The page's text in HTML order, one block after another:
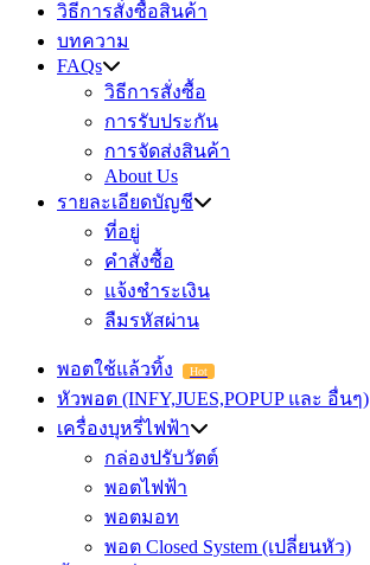
วิธีการสั่งซื้อสินค้า
บทความ
FAQs
วิธีการสั่งซื้อ
การรับประกัน
การจัดส่งสินค้า
About Us
รายละเอียดบัญชี
ที่อยู่
คำสั่งซื้อ
แจ้งชำระเงิน
ลืมรหัสผ่าน
พอตใช้แล้วทิ้ง Hot
หัวพอต (INFY,JUES,POPUP และ อื่นๆ)
เครื่องบุหรี่ไฟฟ้า
กล่องปรับวัตต์
พอตไฟฟ้า
พอตมอท
พอต Closed System (เปลี่ยนหัว)